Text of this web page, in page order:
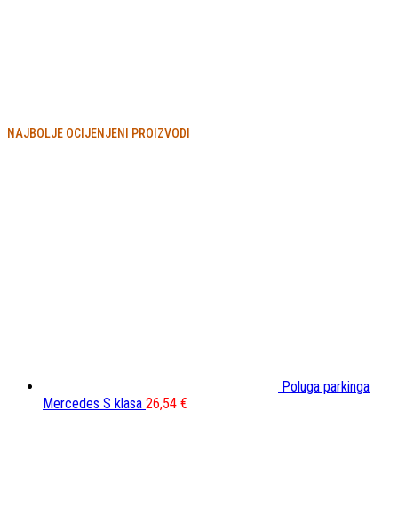
NAJBOLJE OCIJENJENI PROIZVODI
Poluga parkinga
Mercedes S klasa 26,54 €